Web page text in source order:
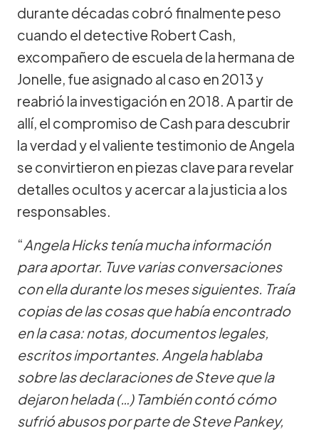
durante décadas cobró finalmente peso
cuando el detective Robert Cash,
excompañero de escuela de la hermana de
Jonelle, fue asignado al caso en 2013 y
reabrió la investigación en 2018. A partir de
allí, el compromiso de Cash para descubrir
la verdad y el valiente testimonio de Angela
se convirtieron en piezas clave para revelar
detalles ocultos y acercar a la justicia a los
responsables.
“Angela Hicks tenía mucha información
para aportar. Tuve varias conversaciones
con ella durante los meses siguientes. Traía
copias de las cosas que había encontrado
en la casa: notas, documentos legales,
escritos importantes. Angela hablaba
sobre las declaraciones de Steve que la
dejaron helada (…) También contó cómo
sufrió abusos por parte de Steve Pankey,